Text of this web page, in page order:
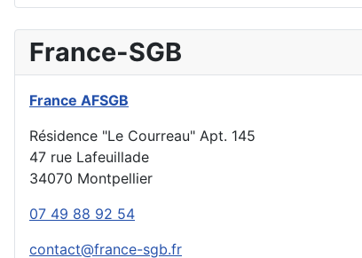
France-SGB
France AFSGB
Résidence "Le Courreau" Apt. 145
47 rue Lafeuillade
34070 Montpellier
07 49 88 92 54
contact@france-sgb.fr